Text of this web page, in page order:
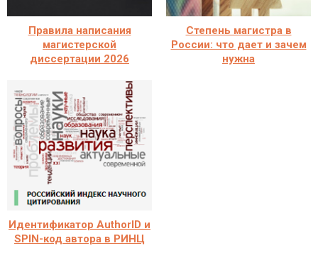
Правила написания
магистерской
диссертации 2026
Степень магистра в
России: что дает и зачем
нужна
Идентификатор AuthorID и
SPIN-код автора в РИНЦ